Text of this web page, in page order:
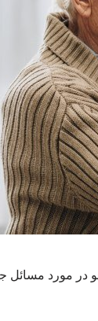
مورد مسائل